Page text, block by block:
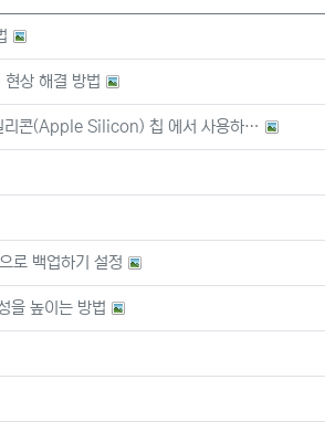
상 해결 방법
리콘(Apple Silicon) 칩 에서 사용하…
백업하기 설정
을 높이는 방법